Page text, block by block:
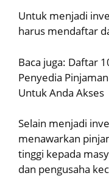
Untuk menjadi
harus mendaftar
Baca juga: Daftar
Penyedia
Untuk Anda Akses
Selain menjadi
menawarkan
tinggi kepada
dan pengusaha